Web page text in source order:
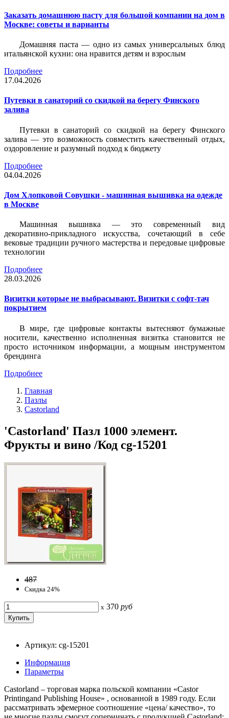
Заказать домашнюю пасту для большой компании на дом в
Москве: советы и варианты
Домашняя паста — одно из самых универсальных блюд
итальянской кухни: она нравится детям и взрослым
Подробнее
17.04.2026
Путевки в санаторий со скидкой на берегу Финского
залива
Путевки в санаторий со скидкой на берегу Финского
залива — это возможность совместить качественный отдых,
оздоровление и разумный подход к бюджету
Подробнее
04.04.2026
Дом Хлопковой Совушки - машинная вышивка на одежде
в Москве
Машинная вышивка — это современный вид
декоративно-прикладного искусства, сочетающий в себе
вековые традиции ручного мастерства и передовые цифровые
технологии
Подробнее
28.03.2026
Визитки которые не выбрасывают. Визитки с софт-тач
покрытием
В мире, где цифровые контакты вытесняют бумажные
носители, качественно исполненная визитка становится не
просто источником информации, а мощным инструментом
брендинга
Подробнее
Главная
Пазлы
Castorland
'Castorland' Пазл 1000 элемент.
Фрукты и вино /Код cg-15201
487
Скидка 24%
x 370 руб
Артикул: cg-15201
Информация
Параметры
Castorland – торговая марка польской компании «Castor
Printingand Publishing House» , основанной в 1989 году. Если
рассматривать эфемерное соотношение «цена/ качество», то